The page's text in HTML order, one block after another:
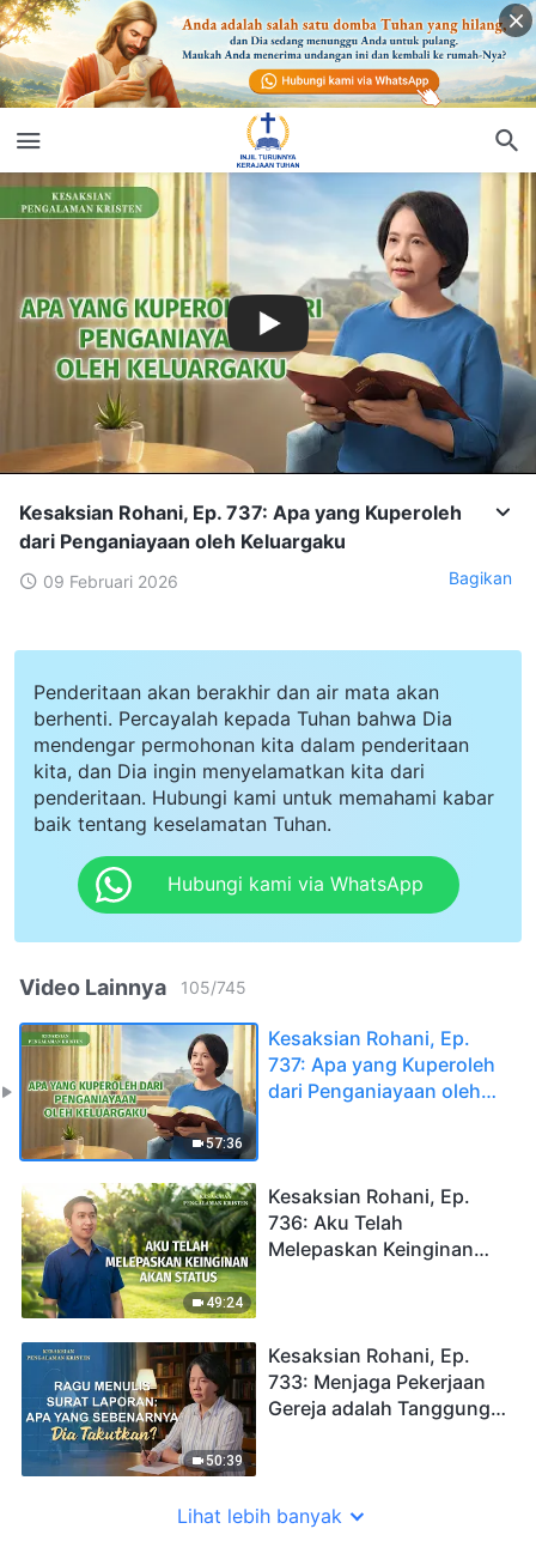
Kesaksian Rohani, Ep. 737: Apa yang Kuperoleh
dari Penganiayaan oleh Keluargaku
09 Februari 2026 Bagikan
Penderitaan akan berakhir dan air mata akan
berhenti. Percayalah kepada Tuhan bahwa Dia
mendengar permohonan kita dalam penderitaan
kita, dan Dia ingin menyelamatkan kita dari
penderitaan. Hubungi kami untuk memahami kabar
baik tentang keselamatan Tuhan.
Hubungi kami via WhatsApp
Video Lainnya 105/745
57:36
Kesaksian Rohani, Ep.
737: Apa yang Kuperoleh
dari Penganiayaan oleh
49:24
Kesaksian Rohani, Ep.
736: Aku Telah
Melepaskan Keinginan
50:39
Kesaksian Rohani, Ep.
733: Menjaga Pekerjaan
Gereja adalah Tanggung
Lihat lebih banyak